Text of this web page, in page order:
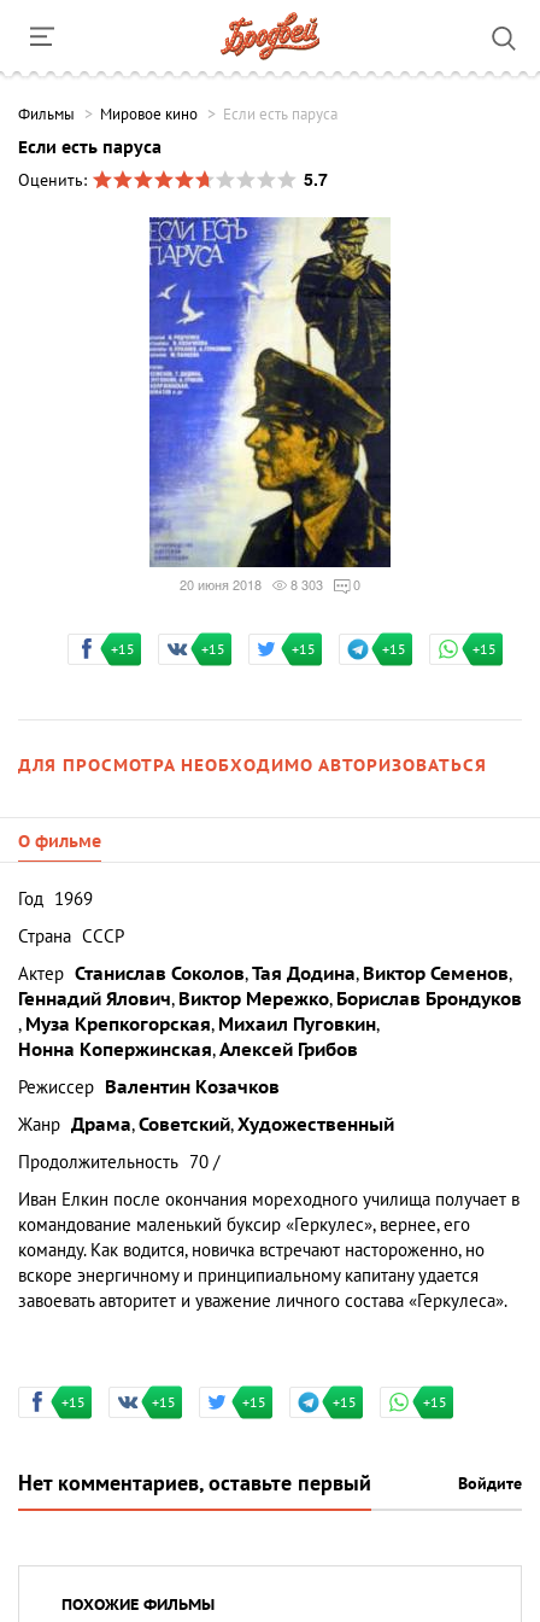
Фильмы Мировое кино Если есть паруса
Если есть паруса
Оценить:
5.7
20 июня 2018 8 303 0
+15 +15 +15 +15 +15
ДЛЯ ПРОСМОТРА НЕОБХОДИМО АВТОРИЗОВАТЬСЯ
О фильме
Год 1969
Страна СССР
Актер Станислав Соколов,Тая Додина, Виктор Семенов,
Геннадий Ялович, Виктор Мережко, Борислав Брондуков
, Муза Крепкогорская, Михаил Пуговкин,
Нонна Копержинская,Алексей Грибов
Режиссер Валентин Козачков
Жанр Драма,Советский,Художественный
Продолжительность 70 /
Иван Елкин после окончания мореходного училища получает в
командование маленький буксир «Геркулес», вернее, его
команду. Как водится, новичка встречают настороженно, но
вскоре энергичному и принципиальному капитану удается
завоевать авторитет и уважение личного состава «Геркулеса».
+15 +15 +15 +15 +15
Нет комментариев, оставьте первый Войдите
ПОХОЖИЕ ФИЛЬМЫ